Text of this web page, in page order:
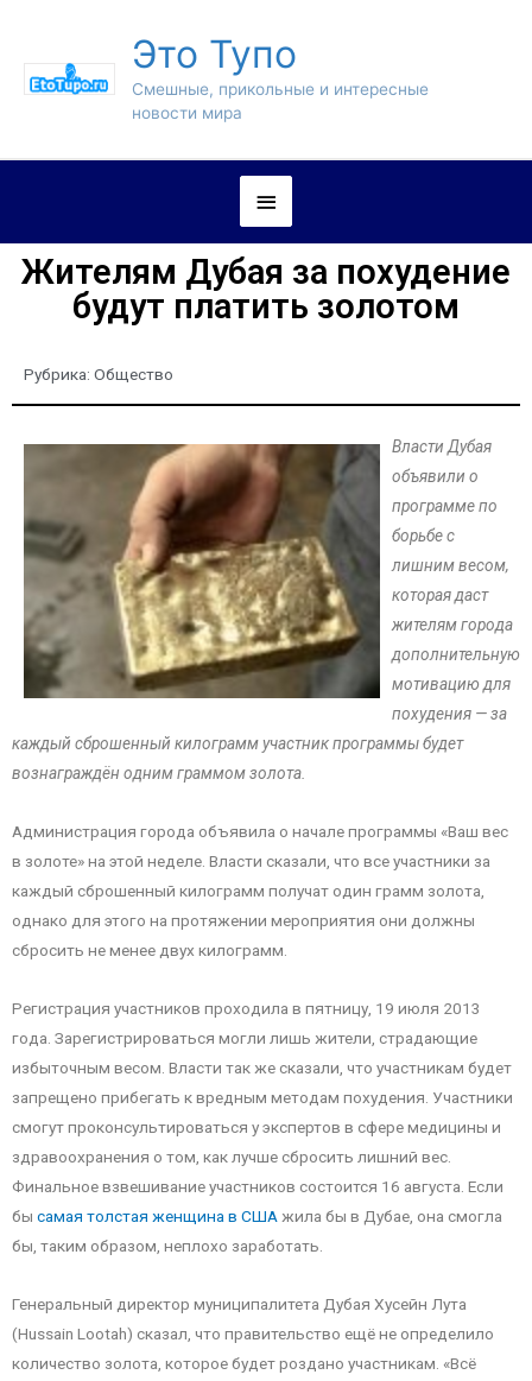
Это Тупо
Смешные, прикольные и интересные
новости мира
Жителям Дубая за похудение
будут платить золотом
Рубрика: Общество
Власти Дубая
объявили о
программе по
борьбе с
лишним весом,
которая даст
жителям города
дополнительную
мотивацию для
похудения — за
каждый сброшенный килограмм участник программы будет
вознаграждён одним граммом золота.
Администрация города объявила о начале программы «Ваш вес
в золоте» на этой неделе. Власти сказали, что все участники за
каждый сброшенный килограмм получат один грамм золота,
однако для этого на протяжении мероприятия они должны
сбросить не менее двух килограмм.
Регистрация участников проходила в пятницу, 19 июля 2013
года. Зарегистрироваться могли лишь жители, страдающие
избыточным весом. Власти так же сказали, что участникам будет
запрещено прибегать к вредным методам похудения. Участники
смогут проконсультироваться у экспертов в сфере медицины и
здравоохранения о том, как лучше сбросить лишний вес.
Финальное взвешивание участников состоится 16 августа. Если
бы самая толстая женщина в США жила бы в Дубае, она смогла
бы, таким образом, неплохо заработать.
Генеральный директор муниципалитета Дубая Хусейн Лута
(Hussain Lootah) сказал, что правительство ещё не определило
количество золота, которое будет роздано участникам. «Всё